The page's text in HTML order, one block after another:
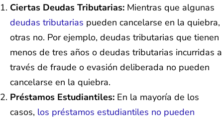
Ciertas Deudas Tributarias: Mientras que algunas
deudas tributarias pueden cancelarse en la quiebra,
otras no. Por ejemplo, deudas tributarias que tienen
menos de tres años o deudas tributarias incurridas a
través de fraude o evasión deliberada no pueden
cancelarse en la quiebra.
Préstamos Estudiantiles: En la mayoría de los
casos, los préstamos estudiantiles no pueden